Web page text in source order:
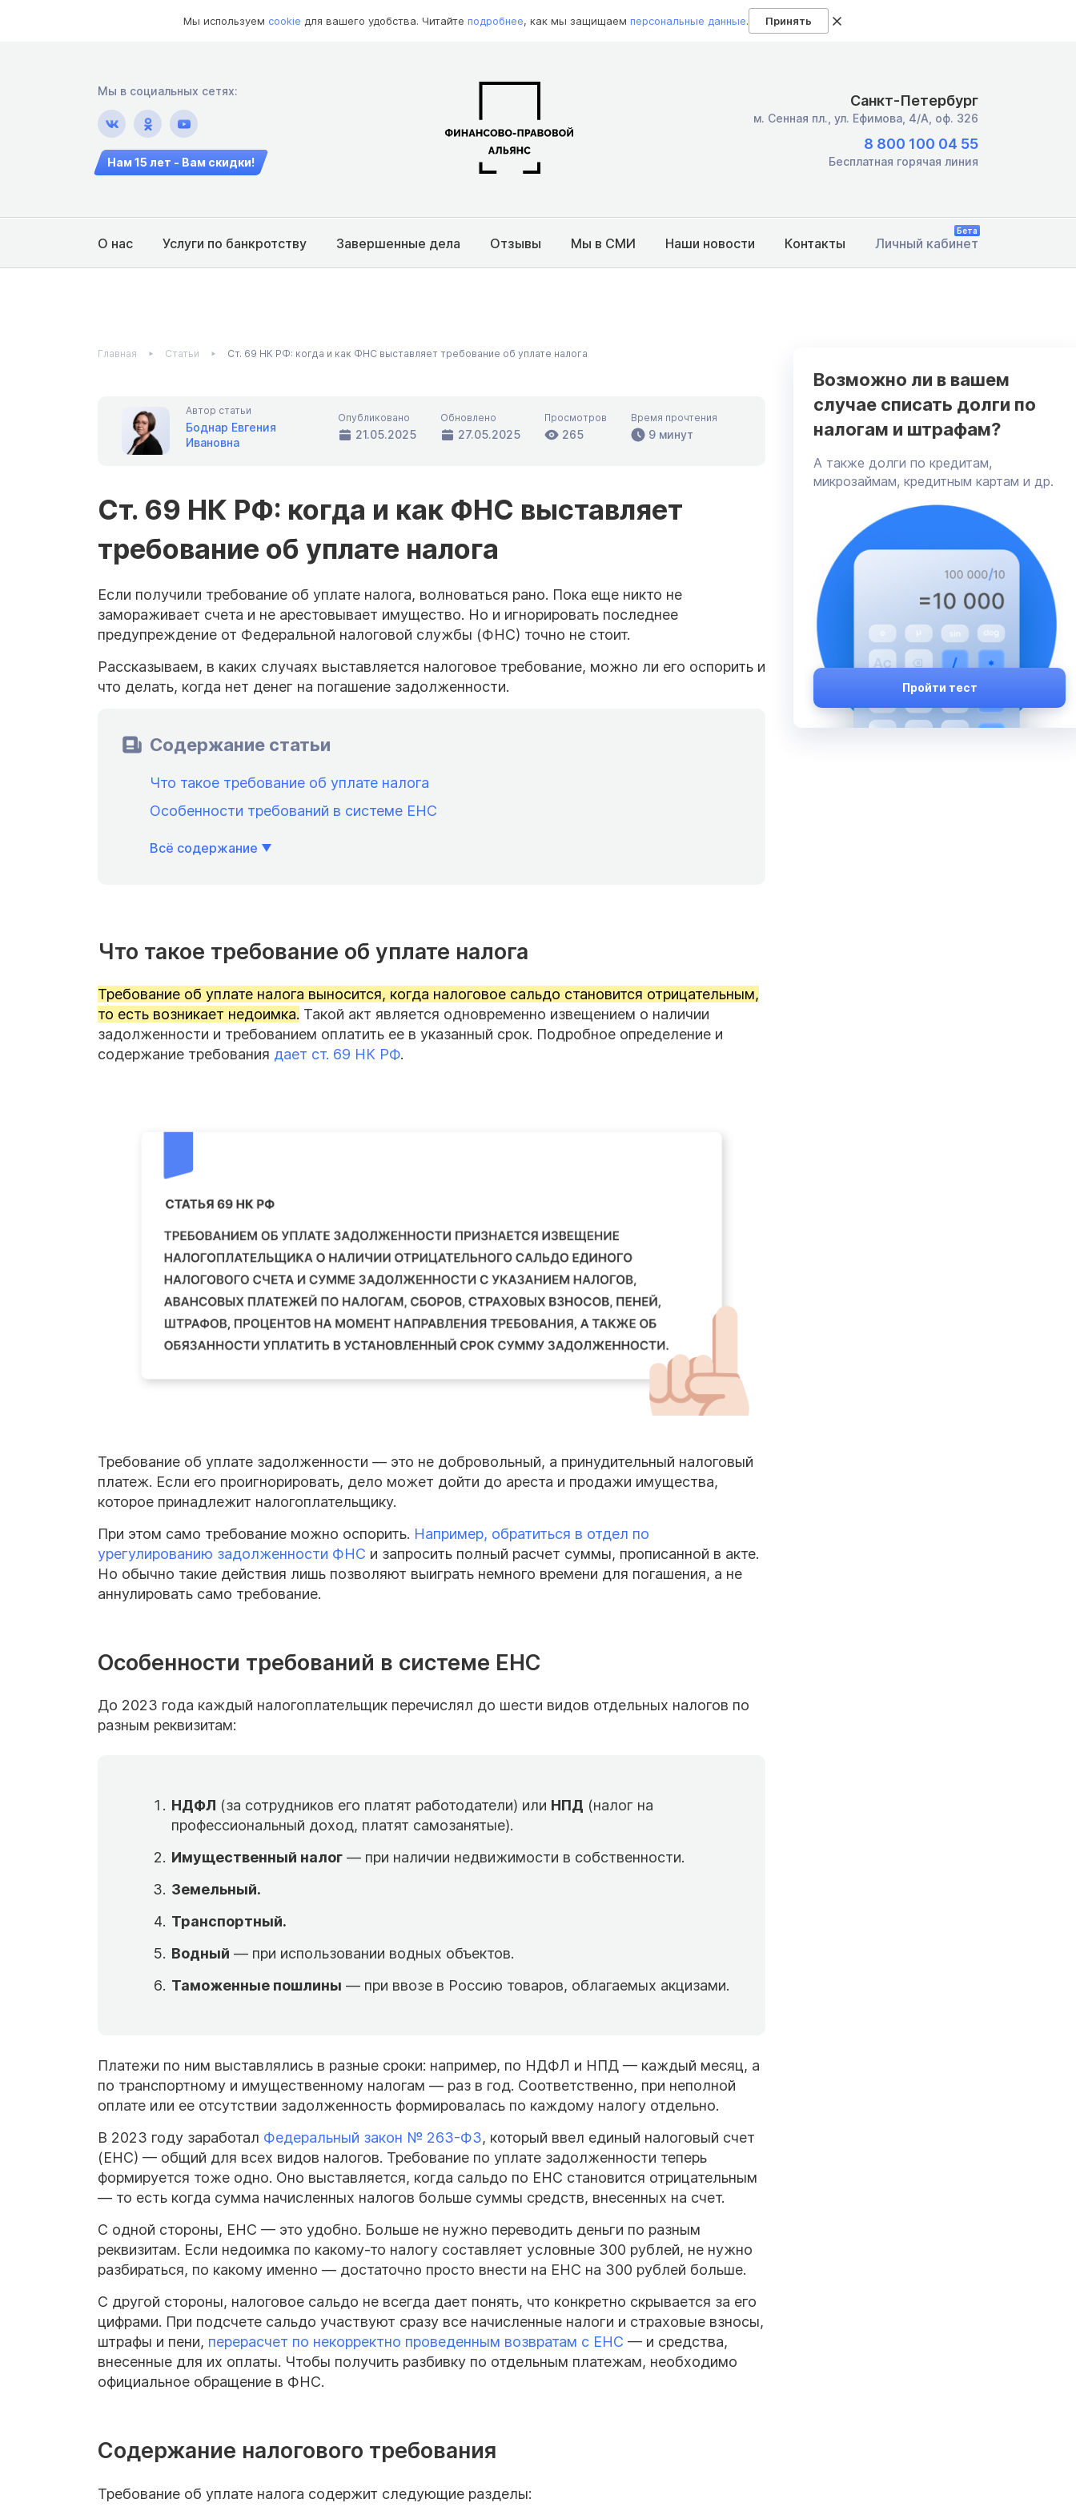
Мы используем cookie для вашего удобства. Читайте подробнее, как мы защищаем персональные данные. Принять
Мы в социальных сетях:
Нам 15 лет - Вам скидки!
Санкт-Петербург
м. Сенная пл., ул. Ефимова, 4/А, оф. 326
8 800 100 04 55
Бесплатная горячая линия
О нас Услуги по банкротству Завершенные дела Отзывы Мы в СМИ Наши новости Контакты Личный кабинет
Бета
Главная Статьи Ст. 69 НК РФ: когда и как ФНС выставляет требование об уплате налога
Автор статьи
Боднар Евгения
Ивановна
Опубликовано
21.05.2025
Обновлено
27.05.2025
Просмотров
265
Время прочтения
9 минут
Ст. 69 НК РФ: когда и как ФНС выставляет
требование об уплате налога
Если получили требование об уплате налога, волноваться рано. Пока еще никто не
замораживает счета и не арестовывает имущество. Но и игнорировать последнее
предупреждение от Федеральной налоговой службы (ФНС) точно не стоит.
Рассказываем, в каких случаях выставляется налоговое требование, можно ли его оспорить и
что делать, когда нет денег на погашение задолженности.
Содержание статьи
Что такое требование об уплате налога
Особенности требований в системе ЕНС
Всё содержание
Что такое требование об уплате налога
Требование об уплате налога выносится, когда налоговое сальдо становится отрицательным,
то есть возникает недоимка. Такой акт является одновременно извещением о наличии
задолженности и требованием оплатить ее в указанный срок. Подробное определение и
содержание требования дает ст. 69 НК РФ.
Требование об уплате задолженности — это не добровольный, а принудительный налоговый
платеж. Если его проигнорировать, дело может дойти до ареста и продажи имущества,
которое принадлежит налогоплательщику.
При этом само требование можно оспорить. Например, обратиться в отдел по
урегулированию задолженности ФНС и запросить полный расчет суммы, прописанной в акте.
Но обычно такие действия лишь позволяют выиграть немного времени для погашения, а не
аннулировать само требование.
Особенности требований в системе ЕНС
До 2023 года каждый налогоплательщик перечислял до шести видов отдельных налогов по
разным реквизитам:
НДФЛ (за сотрудников его платят работодатели) или НПД (налог на
профессиональный доход, платят самозанятые).
Имущественный налог — при наличии недвижимости в собственности.
Земельный.
Транспортный.
Водный — при использовании водных объектов.
Таможенные пошлины — при ввозе в Россию товаров, облагаемых акцизами.
Платежи по ним выставлялись в разные сроки: например, по НДФЛ и НПД — каждый месяц, а
по транспортному и имущественному налогам — раз в год. Соответственно, при неполной
оплате или ее отсутствии задолженность формировалась по каждому налогу отдельно.
В 2023 году заработал Федеральный закон № 263-ФЗ, который ввел единый налоговый счет
(ЕНС) — общий для всех видов налогов. Требование по уплате задолженности теперь
формируется тоже одно. Оно выставляется, когда сальдо по ЕНС становится отрицательным
— то есть когда сумма начисленных налогов больше суммы средств, внесенных на счет.
С одной стороны, ЕНС — это удобно. Больше не нужно переводить деньги по разным
реквизитам. Если недоимка по какому-то налогу составляет условные 300 рублей, не нужно
разбираться, по какому именно — достаточно просто внести на ЕНС на 300 рублей больше.
С другой стороны, налоговое сальдо не всегда дает понять, что конкретно скрывается за его
цифрами. При подсчете сальдо участвуют сразу все начисленные налоги и страховые взносы,
штрафы и пени, перерасчет по некорректно проведенным возвратам с ЕНС — и средства,
внесенные для их оплаты. Чтобы получить разбивку по отдельным платежам, необходимо
официальное обращение в ФНС.
Содержание налогового требования
Требование об уплате налога содержит следующие разделы:
Возможно ли в вашем
случае списать долги по
налогам и штрафам?
А также долги по кредитам,
микрозаймам, кредитным картам и др.
Пройти тест